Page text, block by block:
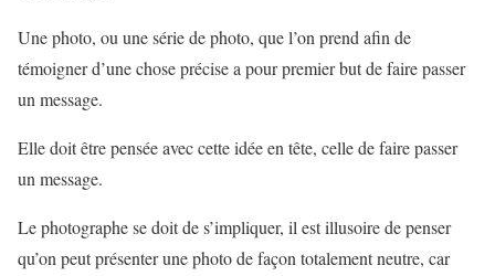
Une photo, ou une série de photo, que l’on prend afin de
témoigner d’une chose précise a pour premier but de faire passer
un message.
Elle doit être pensée avec cette idée en tête, celle de faire passer
un message.
Le photographe se doit de s’impliquer, il est illusoire de penser
qu’on peut présenter une photo de façon totalement neutre, car